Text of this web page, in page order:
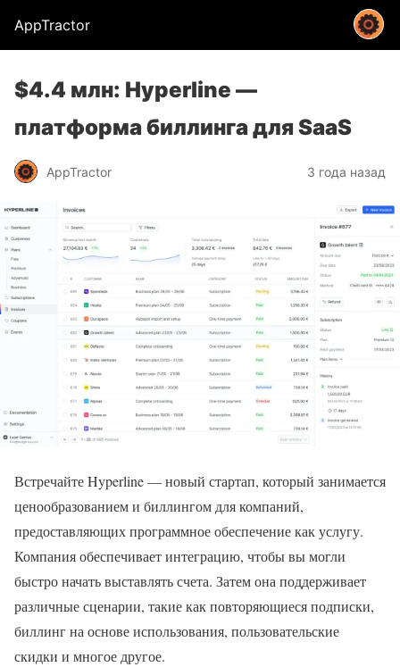
AppTractor
$4.4 млн: Hyperline —
платформа биллинга для SaaS
AppTractor 3 года назад
Встречайте Hyperline — новый стартап, который занимается
ценообразованием и биллингом для компаний,
предоставляющих программное обеспечение как услугу.
Компания обеспечивает интеграцию, чтобы вы могли
быстро начать выставлять счета. Затем она поддерживает
различные сценарии, такие как повторяющиеся подписки,
биллинг на основе использования, пользовательские
скидки и многое другое.